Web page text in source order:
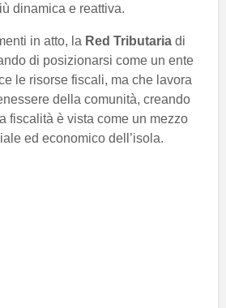
dinamica e reattiva.
in atto, la Red Tributaria di
di posizionarsi come un ente
le risorse fiscali, ma che lavora
della comunità, creando
fiscalità è vista come un mezzo
ed economico dell’isola.